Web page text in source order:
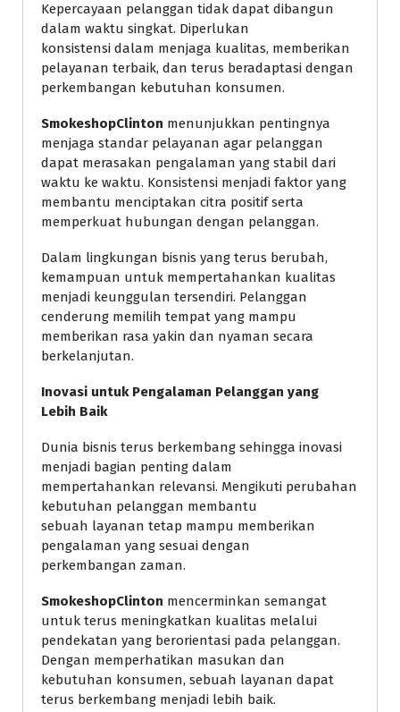
Kepercayaan pelanggan tidak dapat dibangun
dalam waktu singkat. Diperlukan
konsistensi dalam menjaga kualitas, memberikan
pelayanan terbaik, dan terus beradaptasi dengan
perkembangan kebutuhan konsumen.
SmokeshopClinton menunjukkan pentingnya
menjaga standar pelayanan agar pelanggan
dapat merasakan pengalaman yang stabil dari
waktu ke waktu. Konsistensi menjadi faktor yang
membantu menciptakan citra positif serta
memperkuat hubungan dengan pelanggan.
Dalam lingkungan bisnis yang terus berubah,
kemampuan untuk mempertahankan kualitas
menjadi keunggulan tersendiri. Pelanggan
cenderung memilih tempat yang mampu
memberikan rasa yakin dan nyaman secara
berkelanjutan.
Inovasi untuk Pengalaman Pelanggan yang
Lebih Baik
Dunia bisnis terus berkembang sehingga inovasi
menjadi bagian penting dalam
mempertahankan relevansi. Mengikuti perubahan
kebutuhan pelanggan membantu
sebuah layanan tetap mampu memberikan
pengalaman yang sesuai dengan
perkembangan zaman.
SmokeshopClinton mencerminkan semangat
untuk terus meningkatkan kualitas melalui
pendekatan yang berorientasi pada pelanggan.
Dengan memperhatikan masukan dan
kebutuhan konsumen, sebuah layanan dapat
terus berkembang menjadi lebih baik.